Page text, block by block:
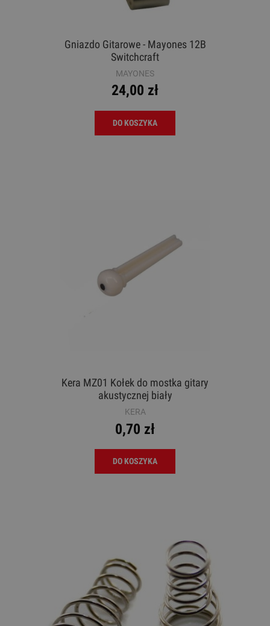
Gniazdo Gitarowe - Mayones 12B
Switchcraft
MAYONES
24,00 zł
DO KOSZYKA
Kera MZ01 Kołek do mostka gitary
akustycznej biały
KERA
0,70 zł
DO KOSZYKA